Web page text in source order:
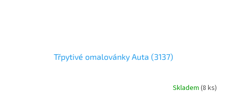
Třpytivé omalovánky Auta (3137)
Skladem (8 ks)